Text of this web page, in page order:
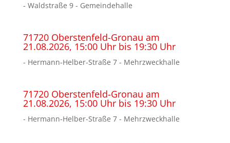
- Waldstraße 9 - Gemeindehalle
71720 Oberstenfeld-Gronau am
21.08.2026, 15:00 Uhr bis 19:30 Uhr
- Hermann-Helber-Straße 7 - Mehrzweckhalle
71720 Oberstenfeld-Gronau am
21.08.2026, 15:00 Uhr bis 19:30 Uhr
- Hermann-Helber-Straße 7 - Mehrzweckhalle